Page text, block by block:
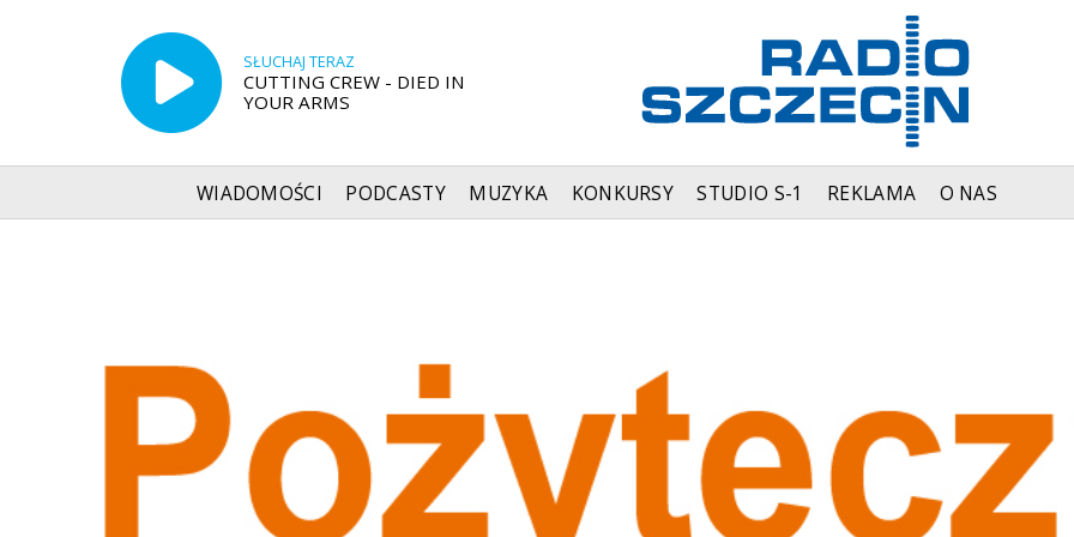
SŁUCHAJ TERAZ
CUTTING CREW - DIED IN
YOUR ARMS
WIADOMOŚCI PODCASTY MUZYKA KONKURSY STUDIO S-1 REKLAMA O NAS